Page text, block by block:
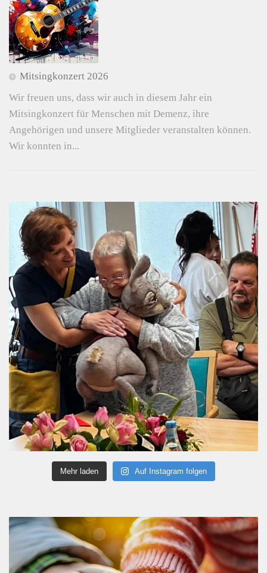
Mitsingkonzert 2026
Wir freuen uns, dass wir auch in diesem Jahr ein
Mitsingkonzert für Menschen mit Demenz, ihre
Angehörigen und unsere Mitglieder veranstalten können.
Wir konnten in...
Mehr laden Auf Instagram folgen